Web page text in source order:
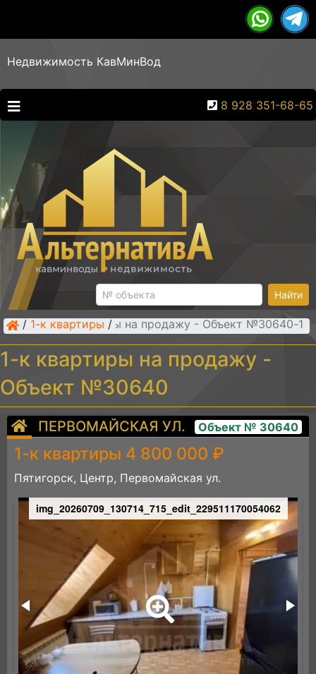
Недвижимость КавМинВод
8 928 351-68-65
Найти
/ 1-к квартиры / 1-к квартиры на продажу - Объект №30640
1-к квартиры на продажу -
Объект №30640
ПЕРВОМАЙСКАЯ УЛ. Объект № 30640
1-к квартиры 4 800 000 ₽
Пятигорск, Центр, Первомайская ул.
img_20260709_130714_715_edit_229511170054062